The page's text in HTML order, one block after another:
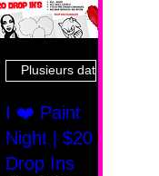
Plusieurs dates
I ❤️ Paint
Night | $20
Drop Ins